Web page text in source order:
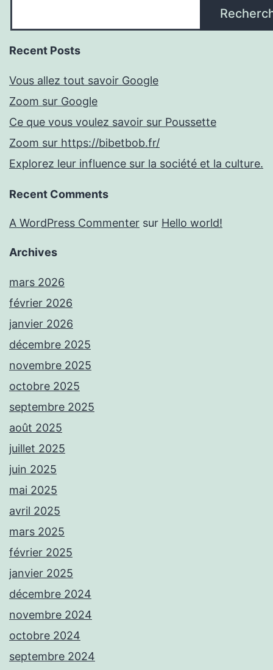
Recent Posts
Vous allez tout savoir Google
Zoom sur Google
Ce que vous voulez savoir sur Poussette
Zoom sur https://bibetbob.fr/
Explorez leur influence sur la société et la culture.
Recent Comments
A WordPress Commenter sur Hello world!
Archives
mars 2026
février 2026
janvier 2026
décembre 2025
novembre 2025
octobre 2025
septembre 2025
août 2025
juillet 2025
juin 2025
mai 2025
avril 2025
mars 2025
février 2025
janvier 2025
décembre 2024
novembre 2024
octobre 2024
septembre 2024